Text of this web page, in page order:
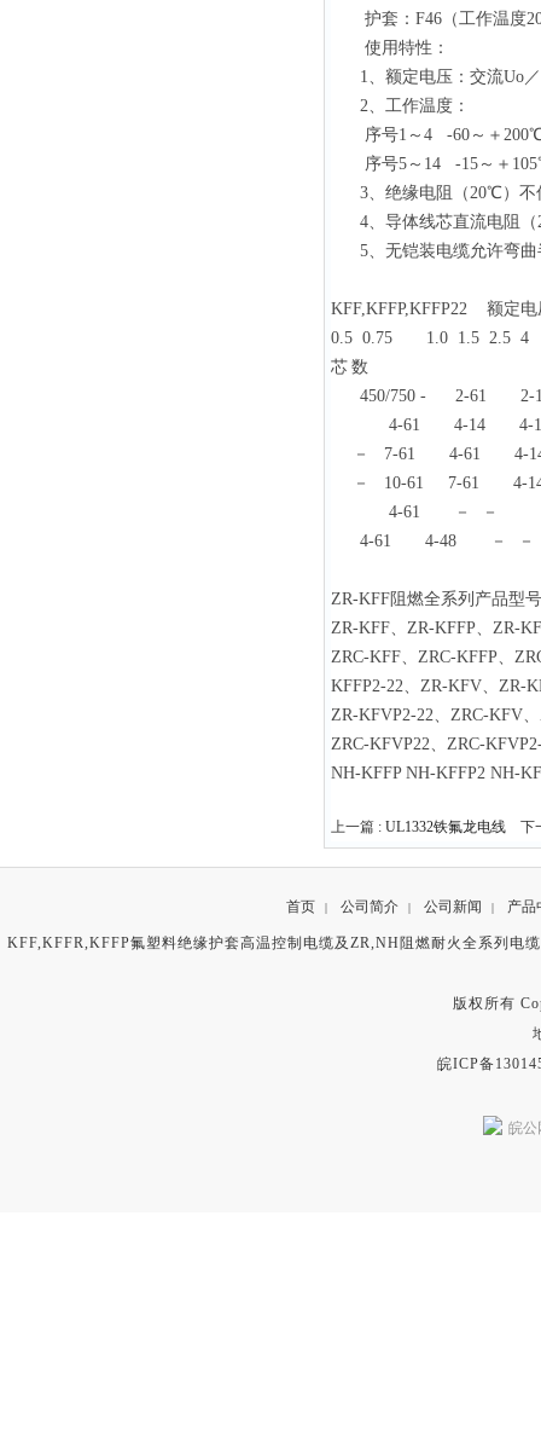
护套： F46（工作温度
使用特性：
1、额定电压：交流Uo
2、工作温度：
序号1～4
-60～＋
序号5～14
-15～＋
3、绝缘电阻（20℃）不
4、导体线芯直流电阻
5、无铠装电缆允许弯
KFF,KFFP,KFFP22 额定
0.5 0.75 1.0 1.5 2.5
芯 数
450/750 - 2-61 2-
4-61 4-14 4-
－ 7-61 4-61 4-
－ 10-61 7-61 4-
4-61 －
－
4-61 4-48 －
－
ZR-KFF阻燃全系列产品型
ZR-KFF、ZR-KFFP、ZR-
ZRC-KFF、ZRC-KFFP、
KFFP2-22、ZR-KFV、ZR-
ZR-KFVP2-22、ZRC-KFV
ZRC-KFVP22、ZRC-
NH-KFFP NH-KFFP2 NH-
上一篇 : UL1332铁氟龙电线 下
首页 | 公司简介 | 公司新闻 | 产品
KFF,KFFR,KFFP氟塑料绝缘护套高温控制电缆及ZR,NH阻燃耐火全系列电
版权所有
皖ICP备
皖公